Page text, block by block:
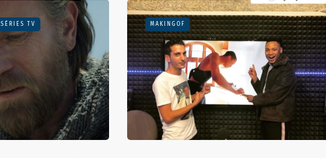
SÉRIES TV MAKINGOF